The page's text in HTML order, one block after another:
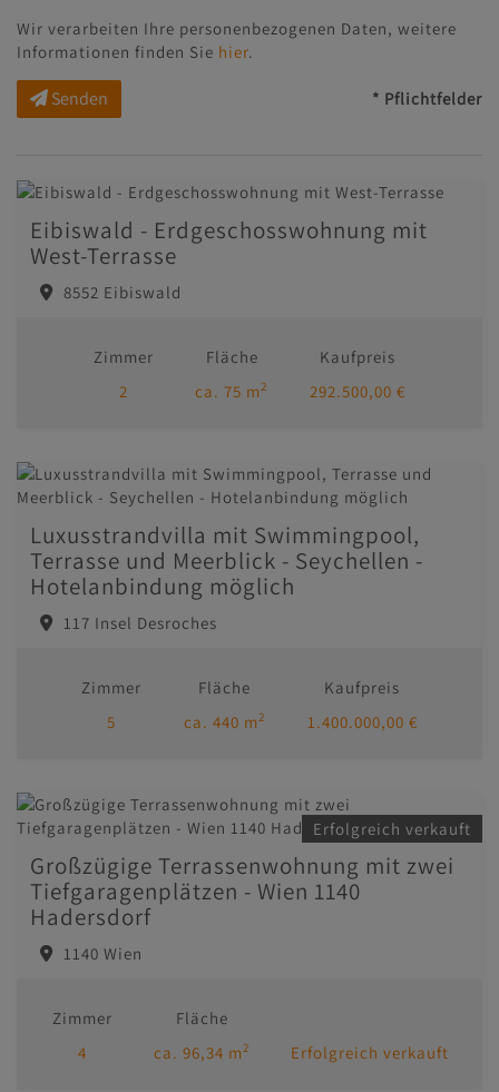
Wir verarbeiten Ihre personenbezogenen Daten, weitere
Informationen finden Sie hier.
Senden * Pflichtfelder
Eibiswald - Erdgeschosswohnung mit
West-Terrasse
8552 Eibiswald
Zimmer
2
Fläche
ca. 75 m2
Kaufpreis
292.500,00 €
Luxusstrandvilla mit Swimmingpool,
Terrasse und Meerblick - Seychellen -
Hotelanbindung möglich
117 Insel Desroches
Zimmer
5
Fläche
ca. 440 m2
Kaufpreis
1.400.000,00 €
Erfolgreich verkauft
Großzügige Terrassenwohnung mit zwei
Tiefgaragenplätzen - Wien 1140
Hadersdorf
1140 Wien
Zimmer
4
Fläche
ca. 96,34 m2 Erfolgreich verkauft